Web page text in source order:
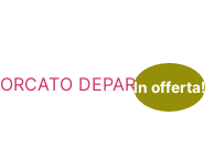
In offerta!